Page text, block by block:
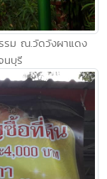
รม ณ.วัดวังผาแดง
นบุรี